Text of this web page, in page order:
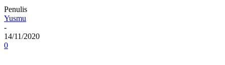
Penulis
Yusmu
-
14/11/2020
0